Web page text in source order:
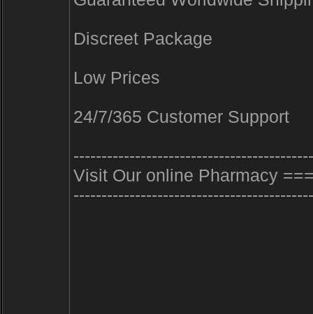
Discreet Package
Low Prices
24/7/365 Customer Support
Visit Our online Pharmacy